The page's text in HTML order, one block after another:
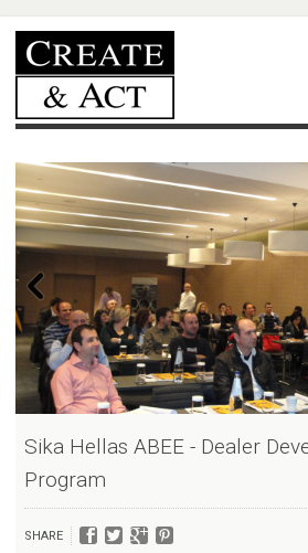
Sika Hellas ABEE - Dealer
Program
SHARE